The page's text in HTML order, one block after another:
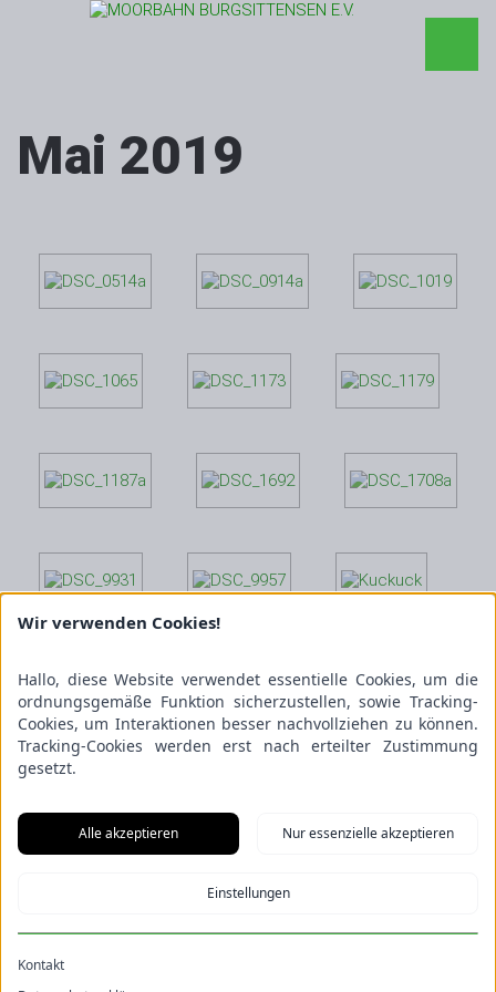
Mai 2019
Wir verwenden Cookies!
Hallo, diese Website verwendet essentielle Cookies, um die
ordnungsgemäße Funktion sicherzustellen, sowie Tracking-
Cookies, um Interaktionen besser nachvollziehen zu können.
Tracking-Cookies werden erst nach erteilter Zustimmung
gesetzt.
Alle akzeptieren Nur essenzielle akzeptieren
Einstellungen
Kontakt